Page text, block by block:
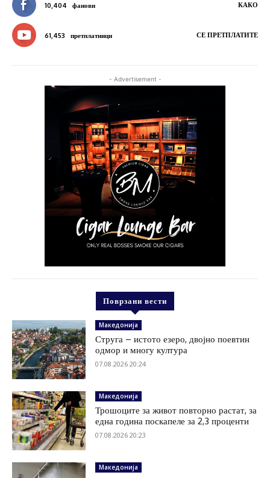
10,404 фанови КАКО
61,453 претплатници СЕ ПРЕТПЛАТИТЕ
- Advertisement -
Поврзани вести
Македонија
Струга – истото езеро, двојно поевтин
одмор и многу култура
07.08.2026 20:24
Македонија
Трошоците за живот повторно растат, за
една година поскапеле за 2,3 проценти
07.08.2026 20:23
Македонија